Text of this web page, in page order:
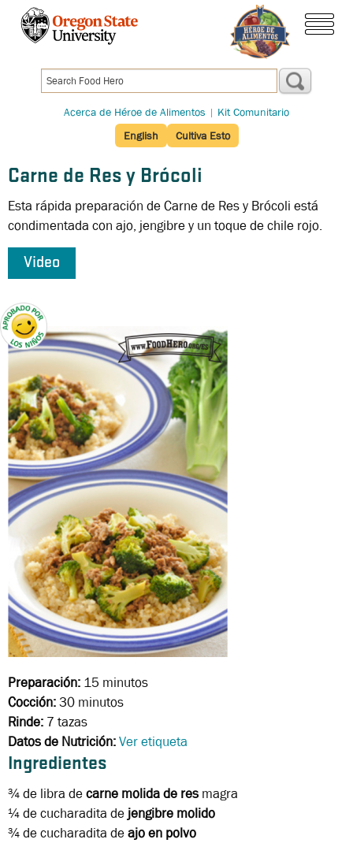
Pasar
principal
Acerca de Héroe de Alimentos | Kit Comunitario
English
Cultiva Esto
Carne de Res y Brócoli
Esta rápida preparación de Carne de Res y Brócoli está
condimentada con ajo, jengibre y un toque de chile rojo.
Video
Preparación: 15 minutos
Cocción:30 minutos
Rinde: 7 tazas
Datos de Nutrición:Ver etiqueta
Ingredientes
¾ de libra decarne molida de res magra
¼ de cucharadita de jengibre molido
¾ de cucharadita deajo en polvo